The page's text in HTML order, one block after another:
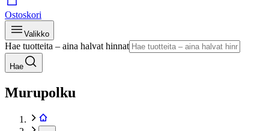
Ostoskori
Valikko
Hae tuotteita – aina halvat hinnat
Hae
Murupolku